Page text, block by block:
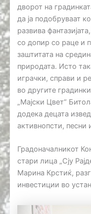
дворот на
да ја подобруваат
развива
со допир со раце и
заштитата на
природата. Исто
играчки, справи и
во другите
„Мајски Цвет“
додека децата
активнопсти, песни
Градоначалникот
стари лица „Сју
Марина Крстиќ,
инвестиции во